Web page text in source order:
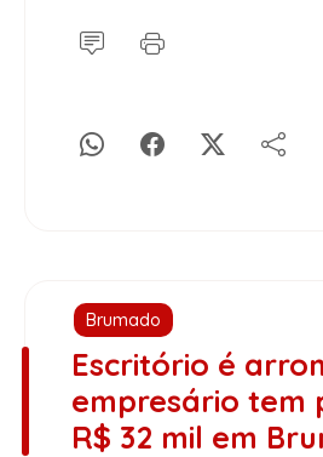
Brumado
Escritório é
empresário tem
R$ 32 mil em